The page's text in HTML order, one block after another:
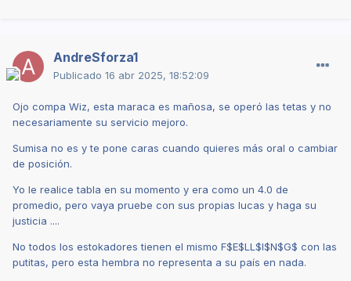
AndreSforza1
Publicado 16 abr 2025, 18:52:09
Ojo compa Wiz, esta maraca es mañosa, se operó las tetas y no
necesariamente su servicio mejoro.
Sumisa no es y te pone caras cuando quieres más oral o cambiar
de posición.
Yo le realice tabla en su momento y era como un 4.0 de
promedio, pero vaya pruebe con sus propias lucas y haga su
justicia ....
No todos los estokadores tienen el mismo F$E$LL$I$N$G$ con las
putitas, pero esta hembra no representa a su país en nada.